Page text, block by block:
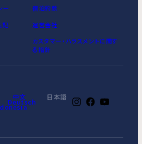
ー 宿泊約款
記 運営会社
カスタマー・ハラスメントに関す
る指針
中文 日本語
Deutsch